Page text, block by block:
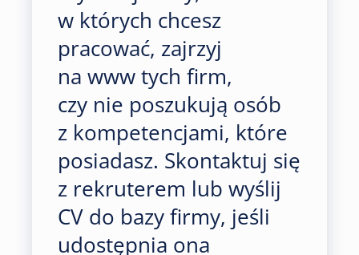
w których chcesz
pracować, zajrzyj
na www tych firm,
czy nie poszukują osób
z kompetencjami, które
posiadasz. Skontaktuj się
z rekruterem lub wyślij
CV do bazy firmy, jeśli
udostępnia ona